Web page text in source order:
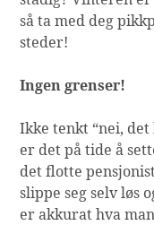
så ta med deg
steder!
Ingen grenser!
Ikke tenkt “nei,
er det på tide å
det flotte
slippe seg selv løs
er akkurat hva